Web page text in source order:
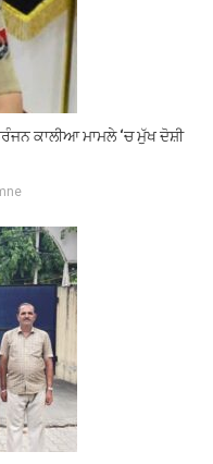
ਕਾਲੀਆ ਮਾਮਲੇ ‘ਚ ਮੁੱਖ ਦੋਸ਼ੀ